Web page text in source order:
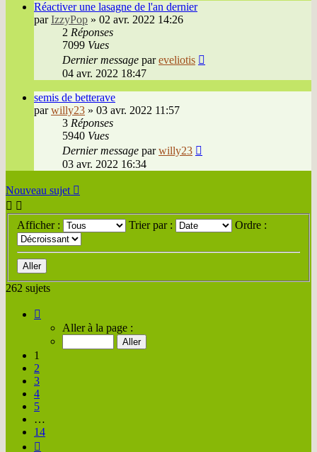
Réactiver une lasagne de l'an dernier
parIzzyPop » 02 avr. 2022 14:26
2 Réponses
7099 Vues
Dernier message pareveliotis
04 avr. 2022 18:47
semis de betterave
parwilly23 » 03 avr. 2022 11:57
3 Réponses
5940 Vues
Dernier message parwilly23
03 avr. 2022 16:34
Nouveau sujet
Afficher : Trier par : Ordre :
262 sujets
sur
Aller à la page :
1
2
3
4
5
…
14